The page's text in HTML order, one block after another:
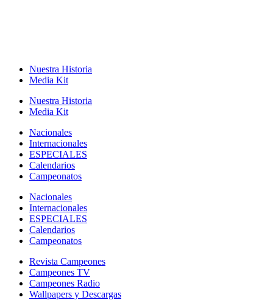
Nuestra Historia
Media Kit
Nuestra Historia
Media Kit
Nacionales
Internacionales
ESPECIALES
Calendarios
Campeonatos
Nacionales
Internacionales
ESPECIALES
Calendarios
Campeonatos
Revista Campeones
Campeones TV
Campeones Radio
Wallpapers y Descargas